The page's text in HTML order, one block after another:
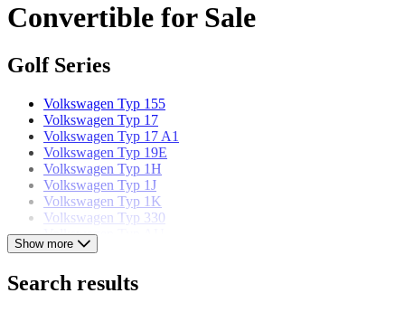
Convertible for Sale
Golf Series
Volkswagen Typ 155
Volkswagen Typ 17
Volkswagen Typ 17 A1
Volkswagen Typ 19E
Volkswagen Typ 1H
Volkswagen Typ 1J
Volkswagen Typ 1K
Volkswagen Typ 330
Volkswagen Typ AU
Volkswagen Typ CD
Volkswagen models
Show more
Search results